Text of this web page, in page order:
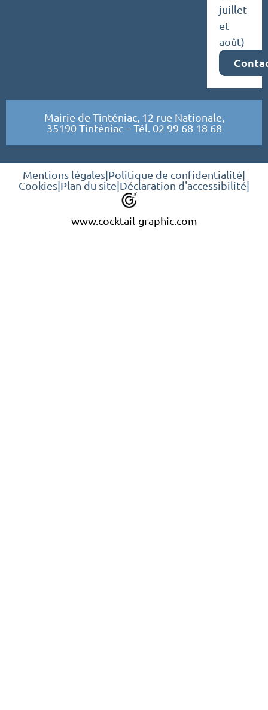
juillet
et
août)
Mairie de Tinténiac, 12 rue Nationale,
35190 Tinténiac – Tél. 02 99 68 18 68
Mentions légales|Politique de confidentialité|
Cookies|Plan du site|Déclaration d'accessibilité|
www.cocktail-graphic.com